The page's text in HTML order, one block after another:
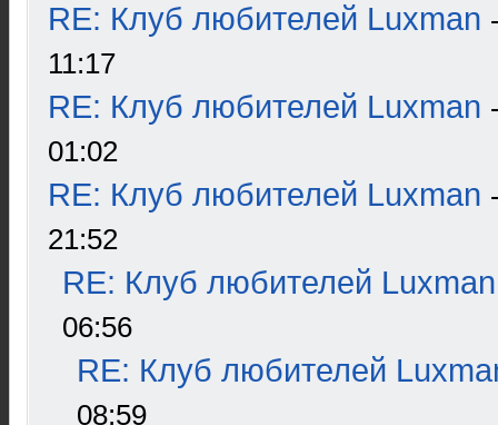
RE: Клуб любителей Luxman
11:17
RE: Клуб любителей Luxman
01:02
RE: Клуб любителей Luxman
21:52
RE: Клуб любителей Luxman
06:56
RE: Клуб любителей
08:59